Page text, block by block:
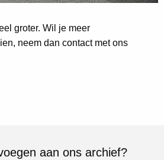
groter. Wil je meer
neem dan contact met ons
aan ons archief?